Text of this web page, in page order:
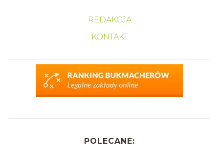
REDAKCJA
KONTAKT
POLECANE: